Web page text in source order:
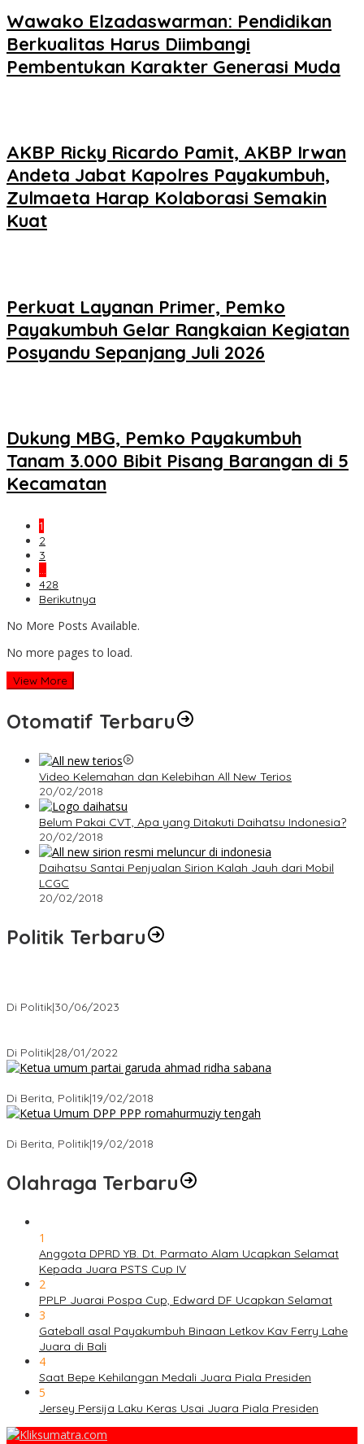
Wawako Elzadaswarman: Pendidikan
Berkualitas Harus Diimbangi
Pembentukan Karakter Generasi Muda
AKBP Ricky Ricardo Pamit, AKBP Irwan
Andeta Jabat Kapolres Payakumbuh,
Zulmaeta Harap Kolaborasi Semakin
Kuat
Perkuat Layanan Primer, Pemko
Payakumbuh Gelar Rangkaian Kegiatan
Posyandu Sepanjang Juli 2026
Dukung MBG, Pemko Payakumbuh
Tanam 3.000 Bibit Pisang Barangan di 5
Kecamatan
1
2
3
…
428
Berikutnya
No More Posts Available.
No more pages to load.
View More
Otomatif Terbaru
Video Kelemahan dan Kelebihan All New Terios
20/02/2018
Belum Pakai CVT, Apa yang Ditakuti Daihatsu Indonesia?
20/02/2018
Daihatsu Santai Penjualan Sirion Kalah Jauh dari Mobil
LCGC
20/02/2018
Politik Terbaru
Di Politik|30/06/2023
Di Politik|28/01/2022
Di Berita, Politik|19/02/2018
Di Berita, Politik|19/02/2018
Olahraga Terbaru
1
Anggota DPRD YB. Dt. Parmato Alam Ucapkan Selamat
Kepada Juara PSTS Cup IV
2
PPLP Juarai Pospa Cup, Edward DF Ucapkan Selamat
3
Gateball asal Payakumbuh Binaan Letkov Kav Ferry Lahe
Juara di Bali
4
Saat Bepe Kehilangan Medali Juara Piala Presiden
5
Jersey Persija Laku Keras Usai Juara Piala Presiden